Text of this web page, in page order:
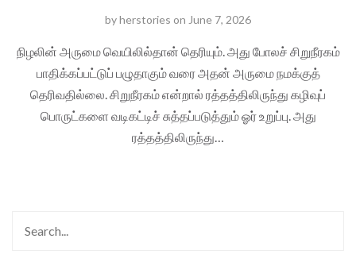
byherstories on June 7, 2026
நிழலின் அருமை வெயிலில்தான் தெரியும். அது போலச் சிறுநீரகம்
பாதிக்கப்பட்டுப் பழுதாகும் வரை அதன் அருமை நமக்குத்
தெரிவதில்லை. சிறுநீரகம் என்றால் ரத்தத்திலிருந்து கழிவுப்
பொருட்களை வடிகட்டிச் சுத்தப்படுத்தும் ஓர் உறுப்பு. அது
ரத்தத்திலிருந்து…